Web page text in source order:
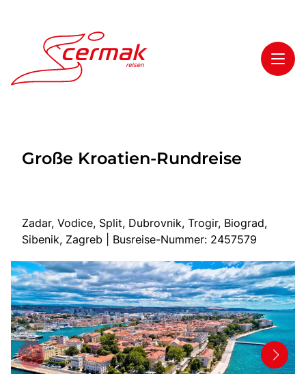
Highlights
Start
Tagesfahrten
Mehrtagesfahrten
Bus mieten
Katalog anfordern
Große Kroatien-Rundreise
Zadar, Vodice, Split, Dubrovnik, Trogir, Biograd,
Sibenik, Zagreb | Busreise-Nummer: 2457579